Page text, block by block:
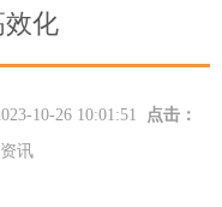
效化
10-26 10:01:51
点击：
讯